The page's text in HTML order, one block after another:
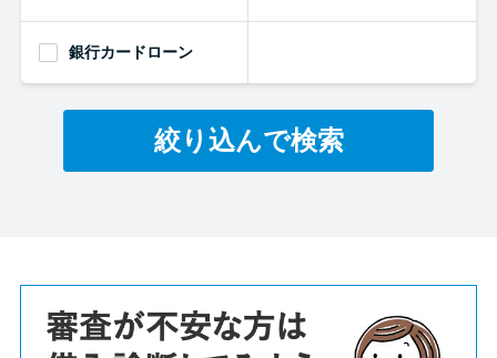
銀行カードローン
絞り込んで検索